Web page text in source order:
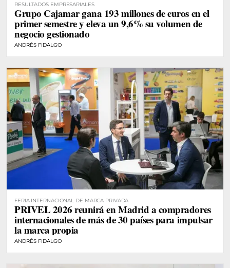
RESULTADOS EMPRESARIALES
Grupo Cajamar gana 193 millones de euros en el
primer semestre y eleva un 9,6% su volumen de
negocio gestionado
ANDRÉS FIDALGO
FERIA INTERNACIONAL DE MARCA PRIVADA
PRIVEL 2026 reunirá en Madrid a compradores
internacionales de más de 30 países para impulsar
la marca propia
ANDRÉS FIDALGO